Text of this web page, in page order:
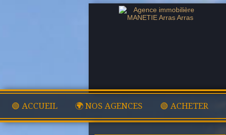
🟢 ACCUEIL 🌍 NOS AGENCES 🟢 ACHETER